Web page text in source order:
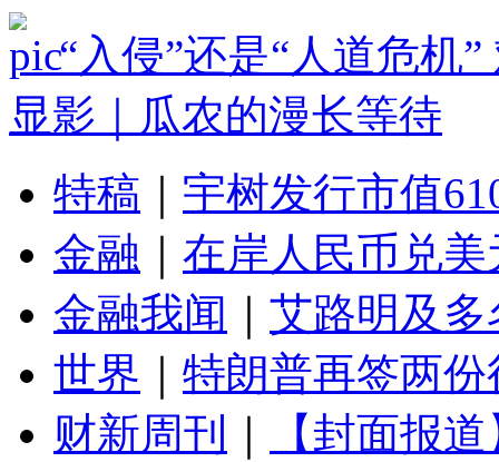
“入侵”还是“人道危机
显影｜瓜农的漫长等待
特稿
宇树发行市值
金融
在岸人民币兑
金融我闻
艾路明及
世界
特朗普再签两
财新周刊
【封面报